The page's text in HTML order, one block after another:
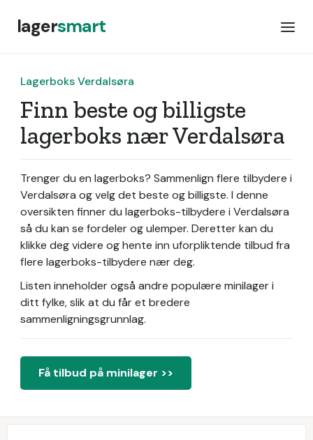
lagersmart
Lagerboks Verdalsøra
Finn beste og billigste
lagerboks nær Verdalsøra
Trenger du en lagerboks? Sammenlign flere tilbydere i
Verdalsøra og velg det beste og billigste. I denne
oversikten finner du lagerboks-tilbydere i Verdalsøra
så du kan se fordeler og ulemper. Deretter kan du
klikke deg videre og hente inn uforpliktende tilbud fra
flere lagerboks-tilbydere nær deg.
Listen inneholder også andre populære minilager i
ditt fylke, slik at du får et bredere
sammenligningsgrunnlag.
Få tilbud på minilager >>